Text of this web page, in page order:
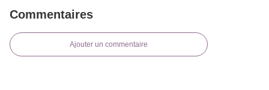
Commentaires
Ajouter un commentaire